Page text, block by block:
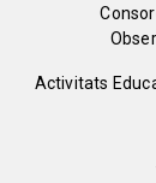
Menú
del
Peu
Activitats